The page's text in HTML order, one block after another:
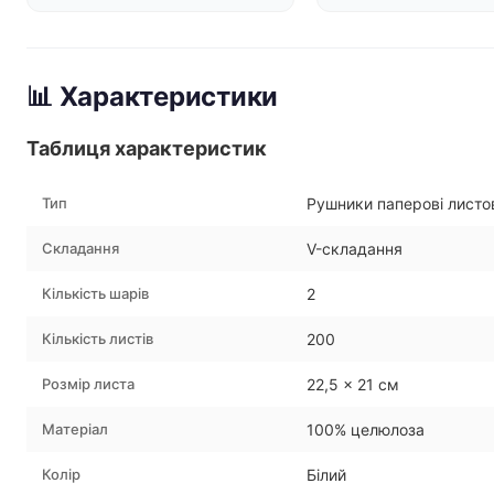
📊 Характеристики
Таблиця характеристик
Тип Рушники паперові
Складання V-складання
Кількість шарів 2
Кількість листів 200
Розмір листа 22,5 × 21 см
Матеріал 100% целюлоза
Колір Білий